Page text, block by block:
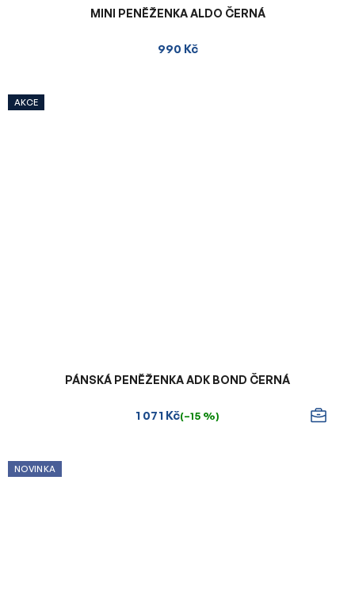
MINI PENĚŽENKA ALDO ČERNÁ
990 Kč
AKCE
PÁNSKÁ PENĚŽENKA ADK BOND ČERNÁ
1 071 Kč(–15 %)
NOVINKA